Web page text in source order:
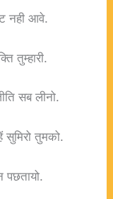
नही आवे.
तुम्हारी.
सब लीनो.
सुमिरो तुमको.
पछतायो.